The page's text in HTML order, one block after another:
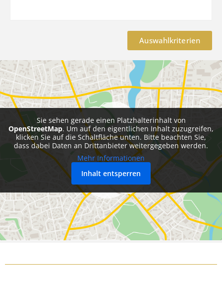
Auswahlkriterien
Sie sehen gerade einen Platzhalterinhalt von
OpenStreetMap. Um auf den eigentlichen Inhalt zuzugreifen,
klicken Sie auf die Schaltfläche unten. Bitte beachten Sie,
dass dabei Daten an Drittanbieter weitergegeben werden.
Mehr Informationen
Inhalt entsperren